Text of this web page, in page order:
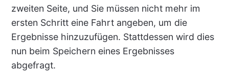
zweiten Seite, und Sie müssen nicht mehr im
ersten Schritt eine Fahrt angeben, um die
Ergebnisse hinzuzufügen. Stattdessen wird dies
nun beim Speichern eines Ergebnisses
abgefragt.